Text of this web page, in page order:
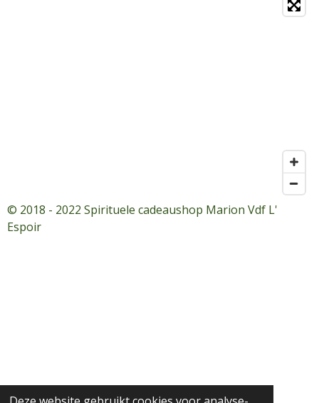
© 2018 - 2022 Spirituele cadeaushop Marion Vdf L'
Espoir